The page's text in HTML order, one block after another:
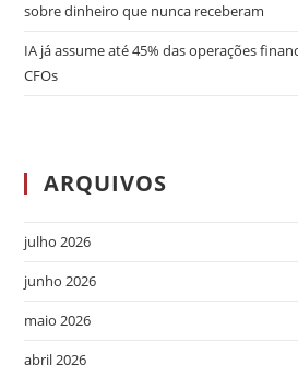
sobre dinheiro que nunca receberam
IA já assume até 45% das operações
CFOs
ARQUIVOS
julho 2026
junho 2026
maio 2026
abril 2026